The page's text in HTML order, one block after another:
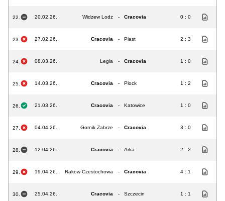
22. 20.02.26. Widzew Lodz - Cracovia 0 : 0
23. 27.02.26. Cracovia - Piast 2 : 3
24. 08.03.26. Legia - Cracovia 1 : 0
25. 14.03.26. Cracovia - Plock 1 : 2
26. 21.03.26. Cracovia - Katowice 1 : 0
27. 04.04.26. Gornik Zabrze - Cracovia 3 : 0
28. 12.04.26. Cracovia - Arka 2 : 2
29. 19.04.26. Rakow Czestochowa - Cracovia 4 : 1
30. 25.04.26. Cracovia - Szczecin 1 : 1